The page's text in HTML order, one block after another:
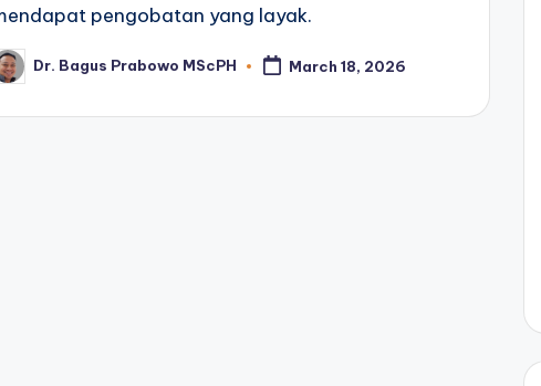
pengobatan yang layak.
Dr. Bagus Prabowo MScPH March 18, 2026